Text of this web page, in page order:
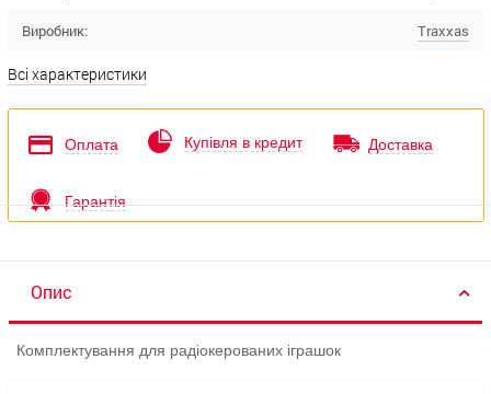
Виробник: Traxxas
Всі характеристики
Оплата Купівля в кредит Доставка
Гарантія
Опис
Комплектування для радіокерованих іграшок